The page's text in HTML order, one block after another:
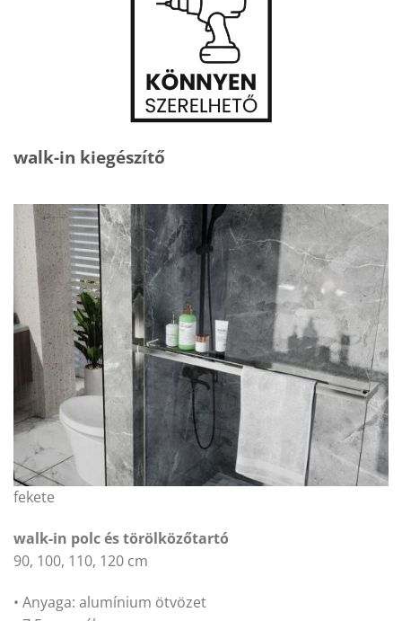
walk-in kiegészítő
fekete
walk-in polc és törölközőtartó
90, 100, 110, 120 cm
• Anyaga: alumínium ötvözet